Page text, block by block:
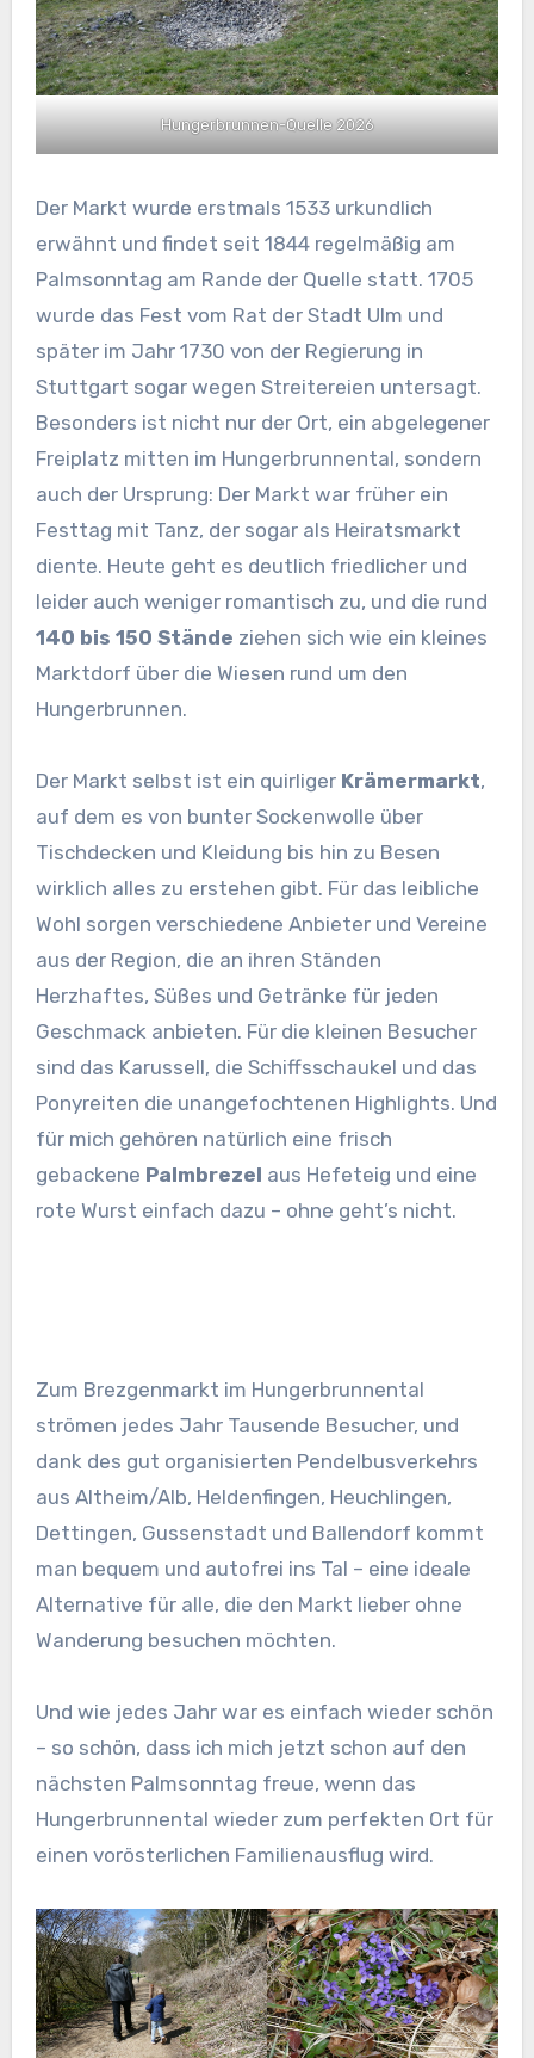
Hungerbrunnen-Quelle 2026
Der Markt wurde erstmals 1533 urkundlich
erwähnt und findet seit 1844 regelmäßig am
Palmsonntag am Rande der Quelle statt. 1705
wurde das Fest vom Rat der Stadt Ulm und
später im Jahr 1730 von der Regierung in
Stuttgart sogar wegen Streitereien untersagt.
Besonders ist nicht nur der Ort, ein abgelegener
Freiplatz mitten im Hungerbrunnental, sondern
auch der Ursprung: Der Markt war früher ein
Festtag mit Tanz, der sogar als Heiratsmarkt
diente. Heute geht es deutlich friedlicher und
leider auch weniger romantisch zu, und die rund
140 bis 150 Stände ziehen sich wie ein kleines
Marktdorf über die Wiesen rund um den
Hungerbrunnen.
Der Markt selbst ist ein quirliger Krämermarkt,
auf dem es von bunter Sockenwolle über
Tischdecken und Kleidung bis hin zu Besen
wirklich alles zu erstehen gibt. Für das leibliche
Wohl sorgen verschiedene Anbieter und Vereine
aus der Region, die an ihren Ständen
Herzhaftes, Süßes und Getränke für jeden
Geschmack anbieten. Für die kleinen Besucher
sind das Karussell, die Schiffsschaukel und das
Ponyreiten die unangefochtenen Highlights. Und
für mich gehören natürlich eine frisch
gebackene Palmbrezel aus Hefeteig und eine
rote Wurst einfach dazu – ohne geht’s nicht.
Zum Brezgenmarkt im Hungerbrunnental
strömen jedes Jahr Tausende Besucher, und
dank des gut organisierten Pendelbusverkehrs
aus Altheim/Alb, Heldenfingen, Heuchlingen,
Dettingen, Gussenstadt und Ballendorf kommt
man bequem und autofrei ins Tal – eine ideale
Alternative für alle, die den Markt lieber ohne
Wanderung besuchen möchten.
Und wie jedes Jahr war es einfach wieder schön
– so schön, dass ich mich jetzt schon auf den
nächsten Palmsonntag freue, wenn das
Hungerbrunnental wieder zum perfekten Ort für
einen vorösterlichen Familienausflug wird.